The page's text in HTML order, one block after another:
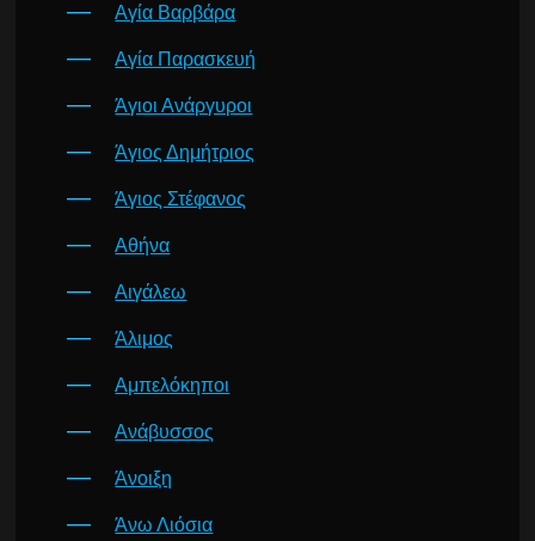
Αγία Βαρβάρα
Αγία Παρασκευή
Άγιοι Ανάργυροι
Άγιος Δημήτριος
Άγιος Στέφανος
Αθήνα
Αιγάλεω
Άλιμος
Αμπελόκηποι
Ανάβυσσος
Άνοιξη
Άνω Λιόσια